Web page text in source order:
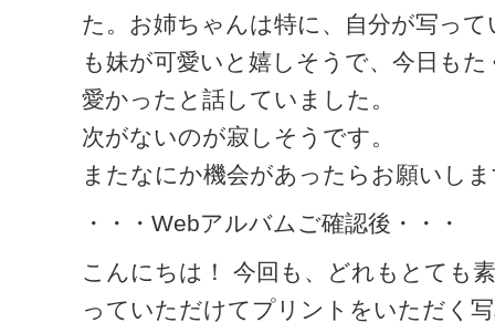
た。お姉ちゃんは特に、自分が写って
も妹が可愛いと嬉しそうで、今日も
愛かったと話していました。
次がないのが寂しそうです。
またなにか機会があったらお願いし
・・・Webアルバムご確認後・・・
こんにちは！ 今回も、どれもとても
っていただけてプリントをいただく